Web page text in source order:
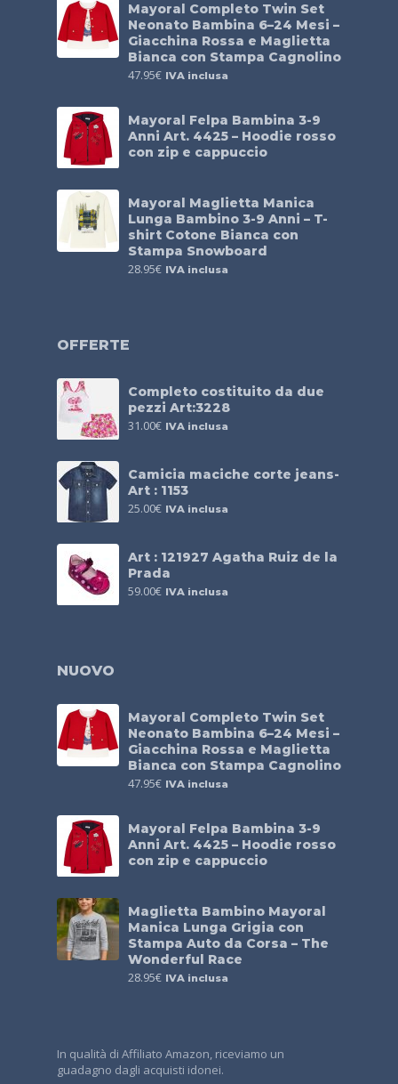
Mayoral Completo Twin Set
Neonato Bambina 6–24 Mesi –
Giacchina Rossa e Maglietta
Bianca con Stampa Cagnolino
47.95€ IVA inclusa
Mayoral Felpa Bambina 3-9
Anni Art. 4425 – Hoodie rosso
con zip e cappuccio
Mayoral Maglietta Manica
Lunga Bambino 3-9 Anni – T-
shirt Cotone Bianca con
Stampa Snowboard
28.95€ IVA inclusa
OFFERTE
Completo costituito da due
pezzi Art:3228
31.00€ IVA inclusa
Camicia maciche corte jeans-
Art : 1153
25.00€ IVA inclusa
Art : 121927 Agatha Ruiz de la
Prada
59.00€ IVA inclusa
NUOVO
Mayoral Completo Twin Set
Neonato Bambina 6–24 Mesi –
Giacchina Rossa e Maglietta
Bianca con Stampa Cagnolino
47.95€ IVA inclusa
Mayoral Felpa Bambina 3-9
Anni Art. 4425 – Hoodie rosso
con zip e cappuccio
Maglietta Bambino Mayoral
Manica Lunga Grigia con
Stampa Auto da Corsa – The
Wonderful Race
28.95€ IVA inclusa
In qualità di Affiliato Amazon, riceviamo un
guadagno dagli acquisti idonei.